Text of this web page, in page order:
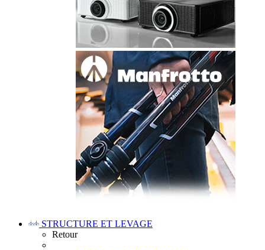
STRUCTURE ET LEVAGE
Retour